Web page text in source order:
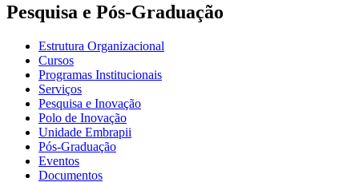
Pesquisa e Pós-Graduação
Estrutura Organizacional
Cursos
Programas Institucionais
Serviços
Pesquisa e Inovação
Polo de Inovação
Unidade Embrapii
Pós-Graduação
Eventos
Documentos